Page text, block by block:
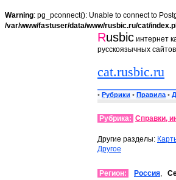
Warning: pg_pconnect(): Unable to connect to
/var/www/fastuser/data/www/rusbic.ru/cat/
Rusbic интернет
русскоязычных сайтов
cat.rusbic.ru
• Рубрики • Правила •
Рубрика: Справки,
Другие разделы:
Другое
Регион: Россия,